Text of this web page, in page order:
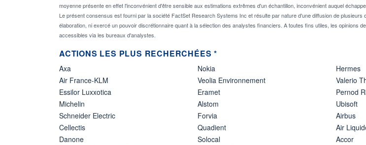
moyenne présente en effet l'inconvénient d'être sensible aux estimations extrêmes d'un échantillon, inconvénient auquel
Le présent consensus est fourni par la société FactSet Research Systems Inc et résulte par nature d'une diffusion de
élaboration, ni exercé un pouvoir discrétionnaire quant à la sélection des analystes financiers. A toutes fins utiles, les opinions
accessibles via les bureaux d'analystes.
ACTIONS LES PLUS RECHERCHÉES *
Axa
Air France-KLM
Essilor Luxxotica
Michelin
Schneider Electric
Cellectis
Danone
Nokia
Veolia Environnement
Eramet
Alstom
Forvia
Quadient
Solocal
Hermes
Valerio
Pernod
Ubisoft
Airbus
Air
Accor